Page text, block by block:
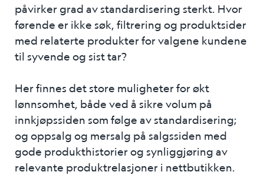
påvirker grad av standardisering sterkt. Hvor
førende er ikke søk, filtrering og produktsider
med relaterte produkter for valgene kundene
til syvende og sist tar?
Her finnes det store muligheter for økt
lønnsomhet, både ved å sikre volum på
innkjøpssiden som følge av standardisering;
og oppsalg og mersalg på salgssiden med
gode produkthistorier og synliggjøring av
relevante produktrelasjoner i nettbutikken.